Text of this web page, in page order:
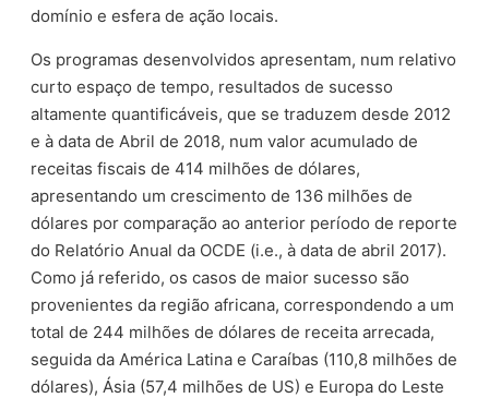
domínio e esfera de ação locais.
Os programas desenvolvidos apresentam, num relativo
curto espaço de tempo, resultados de sucesso
altamente quantificáveis, que se traduzem desde 2012
e à data de Abril de 2018, num valor acumulado de
receitas fiscais de 414 milhões de dólares,
apresentando um crescimento de 136 milhões de
dólares por comparação ao anterior período de reporte
do Relatório Anual da OCDE (i.e., à data de abril 2017).
Como já referido, os casos de maior sucesso são
provenientes da região africana, correspondendo a um
total de 244 milhões de dólares de receita arrecada,
seguida da América Latina e Caraíbas (110,8 milhões de
dólares), Ásia (57,4 milhões de US) e Europa do Leste